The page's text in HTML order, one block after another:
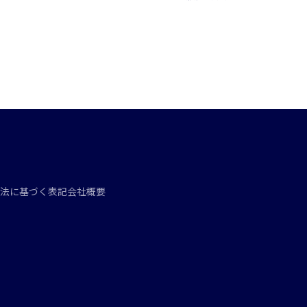
に基づく表記会社概要